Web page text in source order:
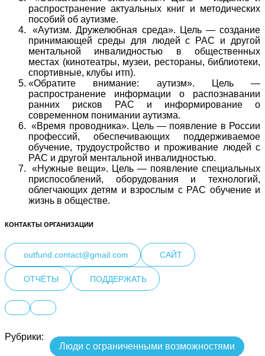
распространение актуальных книг и методических
пособий об аутизме.
«Аутизм. Дружелюбная среда». Цель — создание
принимающей среды для людей с РАС и другой
ментальной инвалидностью в общественных
местах (кинотеатры, музеи, рестораны, библиотеки,
спортивные, клубы итп).
«Обратите внимание: аутизм». Цель —
распространение информации о распознавании
ранних рисков РАС и информирование о
современном понимании аутизма.
«Время проводника». Цель — появление в России
профессий, обеспечивающих поддерживаемое
обучение, трудоустройство и проживание людей с
РАС и другой ментальной инвалидностью.
«Нужные вещи». Цель — появление специальных
приспособлений, оборудования и технологий,
облегчающих детям и взрослым с РАС обучение и
жизнь в обществе.
КОНТАКТЫ ОРГАНИЗАЦИИ
outfund.contact@gmail.com САЙТ
ОТЧЁТЫ ПОДДЕРЖАТЬ
Рубрики:
Люди с ограниченными возможностями